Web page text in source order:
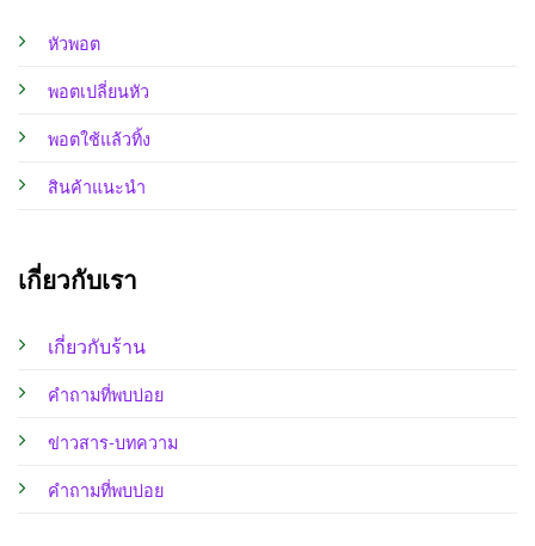
หัวพอต
พอตเปลี่ยนหัว
พอตใช้แล้วทิ้ง
สินค้าแนะนำ
เกี่ยวกับเรา
เกี่ยวกับร้าน
คำถามที่พบบ่อย
ข่าวสาร-บทความ
คำถามที่พบบ่อย